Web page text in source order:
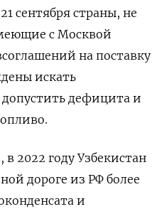
сентября страны, не
с Москвой
на поставку
искать
дефицита и
2022 году Узбекистан
дороге из РФ более
и